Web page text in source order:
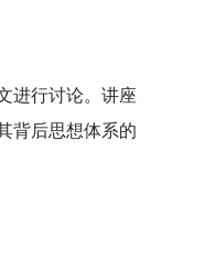
进行讨论。讲座
背后思想体系的